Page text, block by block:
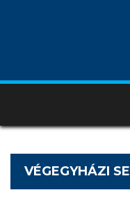
VÉGEGYHÁZI SE